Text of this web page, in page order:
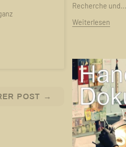
POST →
Recherche und...
Weiterlesen